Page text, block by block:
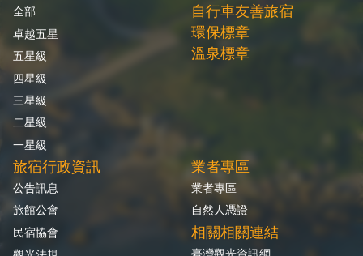
全部
卓越五星
五星級
四星級
三星級
二星級
一星級
自行車友善旅宿
環保標章
溫泉標章
旅宿行政資訊
公告訊息
旅館公會
民宿協會
業者專區
業者專區
自然人憑證
相關相關連結
臺灣觀光資訊網